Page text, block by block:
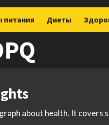
питания Диеты
about health. It covers